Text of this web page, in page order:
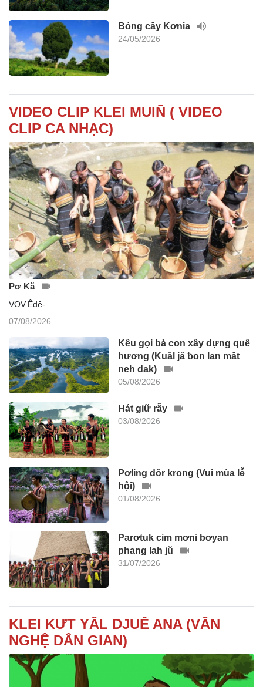
Bóng cây Kơnia
24/05/2026
VIDEO CLIP KLEI MUIÑ ( VIDEO
CLIP CA NHẠC)
Pơ Kă
VOV.Êđê-
07/08/2026
Kêu gọi bà con xây dựng quê
hương (Kuăl jă ƀon lan mât
neh dak)
05/08/2026
Hát giữ rẫy
03/08/2026
Pơling dôr krong (Vui mùa lễ
hội)
01/08/2026
Parơtuk cim mơni bơyan
phang lah jŭ
31/07/2026
KLEI KƯT YĂL DJUÊ ANA (VĂN
NGHỆ DÂN GIAN)